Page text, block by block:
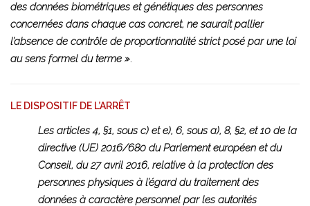
des données biométriques et génétiques des personnes
concernées dans chaque cas concret, ne saurait pallier
l’absence de contrôle de proportionnalité strict posé par une loi
au sens formel du terme ».
LE DISPOSITIF DE L’ARRÊT
Les articles 4, §1, sous c) et e), 6, sous a), 8, §2, et 10 de la
directive (UE) 2016/680 du Parlement européen et du
Conseil, du 27 avril 2016, relative à la protection des
personnes physiques à l’égard du traitement des
données à caractère personnel par les autorités